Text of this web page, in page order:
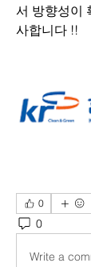
서 방향성이
사합니다 !!
0
0
Write a